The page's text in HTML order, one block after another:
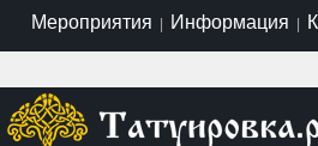
Мероприятия | Информация |